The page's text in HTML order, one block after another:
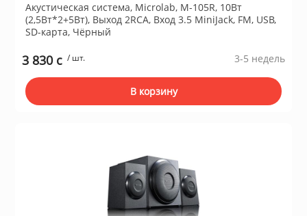
и товары для
Акустическая система, Microlab, M-105R, 10Вт
(2,5Вт*2+5Вт), Выход 2RCA, Вход 3.5 MiniJack, FM, USB,
SD-карта, Чёрный
3 830 c / шт. 3-5 недель
В корзину